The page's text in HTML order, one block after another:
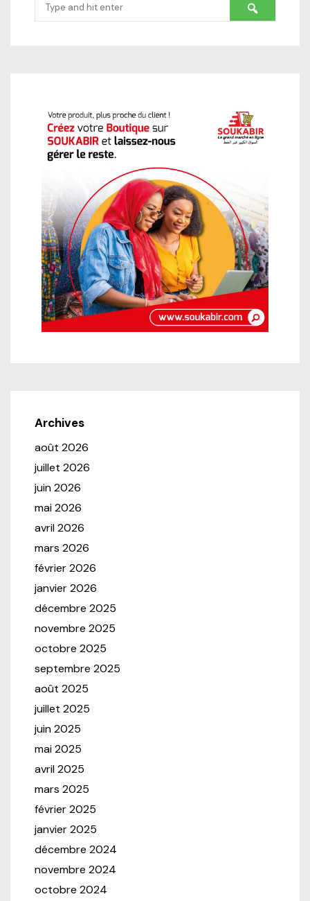
for:
Archives
août 2026
juillet 2026
juin 2026
mai 2026
avril 2026
mars 2026
février 2026
janvier 2026
décembre 2025
novembre 2025
octobre 2025
septembre 2025
août 2025
juillet 2025
juin 2025
mai 2025
avril 2025
mars 2025
février 2025
janvier 2025
décembre 2024
novembre 2024
octobre 2024